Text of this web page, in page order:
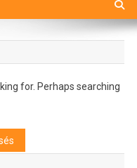
for. Perhaps searching